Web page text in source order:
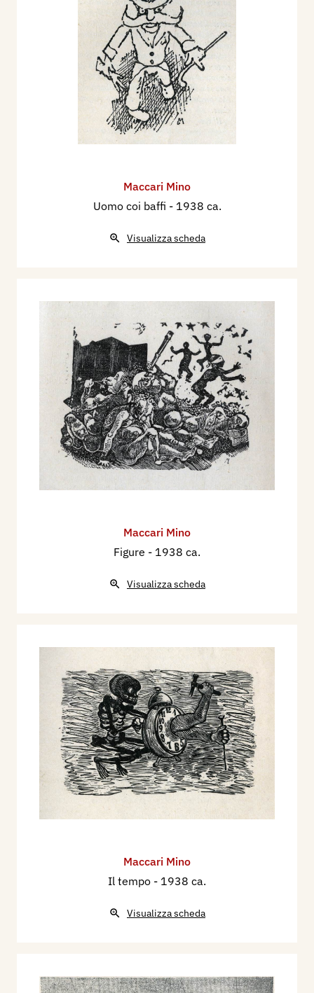
Maccari Mino
Uomo coi baffi - 1938 ca.
Visualizza scheda
Maccari Mino
Figure - 1938 ca.
Visualizza scheda
Maccari Mino
Il tempo - 1938 ca.
Visualizza scheda